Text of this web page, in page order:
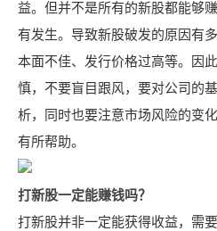
益。但并不是所有的新股都能够
有发生。导致新股破发的原因有
本面不佳、发行价格过高等。因
慎，不要盲目跟风，要对公司的
析，同时也要注意市场风险的变
有所帮助。
打新股一定能赚钱吗？
打新股并非一定能获得收益，需